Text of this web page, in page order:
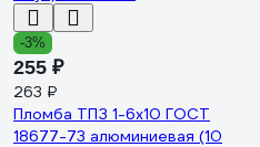
-3%
255 ₽
263 ₽
Пломба ТПЗ 1-6x10 ГОСТ
18677-73 алюминиевая (10